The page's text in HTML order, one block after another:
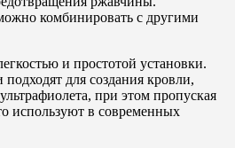
комбинировать с другими
и простотой установки.
для создания кровли,
при этом пропуская
используют в современных